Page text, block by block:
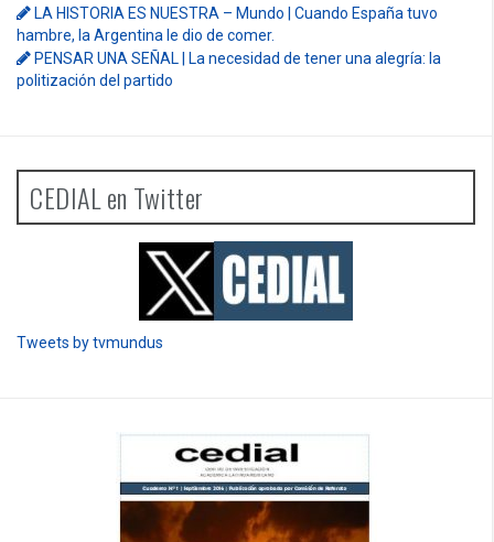
LA HISTORIA ES NUESTRA – Mundo | Cuando España tuvo
hambre, la Argentina le dio de comer.
PENSAR UNA SEÑAL | La necesidad de tener una alegría: la
politización del partido
CEDIAL en Twitter
Tweets by tvmundus